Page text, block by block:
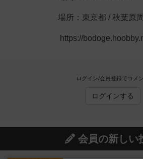
場所：東京都 / 秋葉原
https://
ログイン/会員登録でコメ
ログインする
会員の新しい